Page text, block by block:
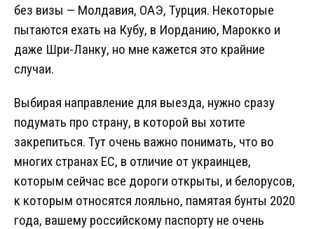
без визы — Молдавия, ОАЭ, Турция. Некоторые
пытаются ехать на Кубу, в Иорданию, Марокко и
даже Шри-Ланку, но мне кажется это крайние
случаи.
Выбирая направление для выезда, нужно сразу
подумать про страну, в которой вы хотите
закрепиться. Тут очень важно понимать, что во
многих странах ЕС, в отличие от украинцев,
которым сейчас все дороги открыты, и белорусов,
к которым относятся лояльно, памятая бунты 2020
года, вашему российскому паспорту не очень